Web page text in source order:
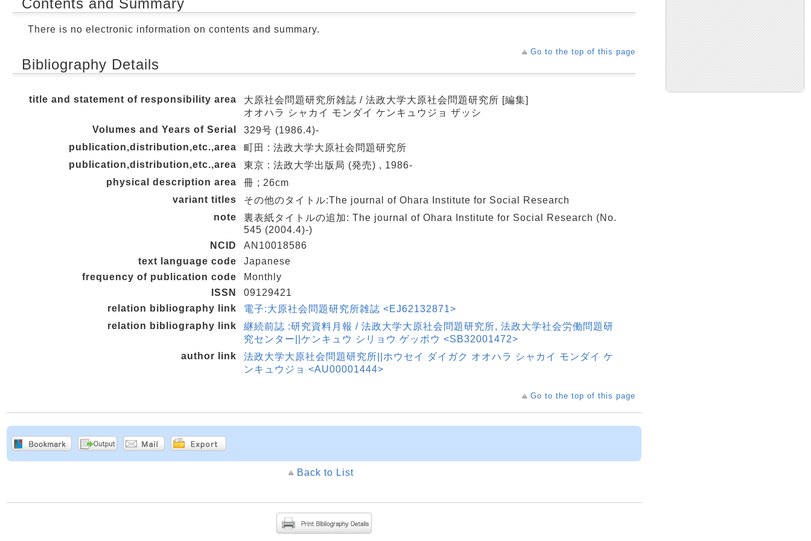
There is no electronic information on contents and summary.
Go to the top of this page
Bibliography Details
title and statement of responsibility area
大原社会問題研究所雑誌 / 法政大学大原社会問題研究所 [編集]
オオハラ シャカイ モンダイ ケンキュウジョ ザッシ
Volumes and Years of Serial
329号 (1986.4)-
publication,distribution,etc.,area
町田 : 法政大学大原社会問題研究所
publication,distribution,etc.,area
東京 : 法政大学出版局 (発売) , 1986-
physical description area
冊 ; 26cm
variant titles
その他のタイトル:The journal of Ohara Institute for Social Research
note
裏表紙タイトルの追加: The journal of Ohara Institute for Social Research (No.
545 (2004.4)-)
NCID
AN10018586
text language code
Japanese
frequency of publication code
Monthly
ISSN
09129421
relation bibliography link
電子:大原社会問題研究所雑誌 <EJ62132871>
relation bibliography link
継続前誌 :研究資料月報 / 法政大学大原社会問題研究所, 法政大学社会労働問題研
究センター||ケンキュウ シリョウ ゲッポウ <SB32001472>
author link
法政大学大原社会問題研究所||ホウセイ ダイガク オオハラ シャカイ モンダイ ケ
ンキュウジョ <AU00001444>
Go to the top of this page
Back to List